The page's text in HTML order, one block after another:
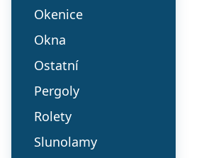
Okenice
Okna
Ostatní
Pergoly
Rolety
Slunolamy